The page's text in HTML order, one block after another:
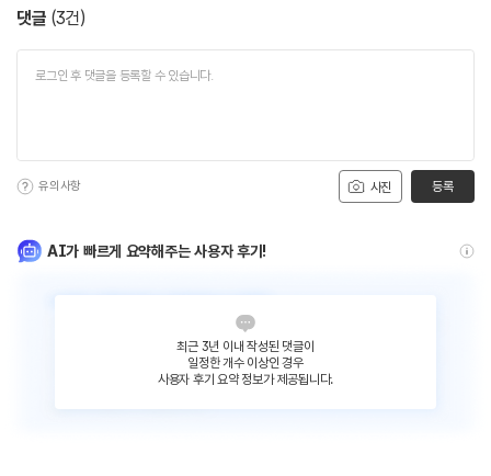
댓글 (3건)
사진
유의사항 등록
AI가 빠르게 요약해주는 사용자 후기!
최근 3년 이내 작성된 댓글이
일정한 개수 이상인 경우
사용자 후기 요약 정보가 제공됩니다.